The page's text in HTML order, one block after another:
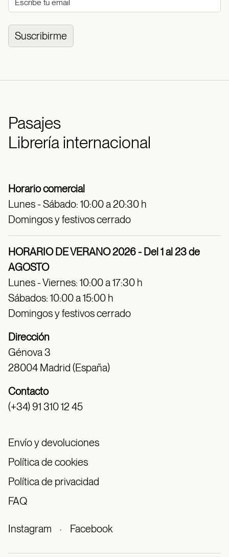
Suscribirme
Pasajes
Librería internacional
Horario comercial
Lunes - Sábado: 10:00 a 20:30 h
Domingos y festivos cerrado
HORARIO DE VERANO 2026 - Del 1 al 23 de
AGOSTO
Lunes - Viernes: 10:00 a 17:30 h
Sábados: 10:00 a 15:00 h
Domingos y festivos cerrado
Dirección
Génova 3
28004 Madrid (España)
Contacto
(+34) 91 310 12 45
Envío y devoluciones
Política de cookies
Política de privacidad
FAQ
Instagram · Facebook